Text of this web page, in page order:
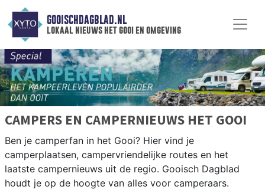
GOOISCHDAGBLAD.NL
lokaal nieuws het gooi en omgeving
CAMPERS EN CAMPERNIEUWS HET GOOI
Ben je camperfan in het Gooi? Hier vind je
camperplaatsen, campervriendelijke routes en het
laatste campernieuws uit de regio. Gooisch Dagblad
houdt je op de hoogte van alles voor camperaars.